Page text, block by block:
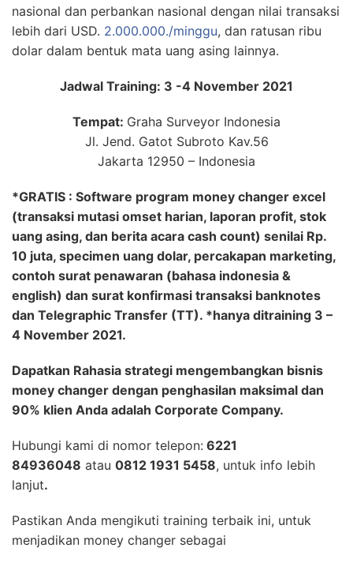
nasional dan perbankan nasional dengan nilai transaksi
lebih dari USD. 2.000.000./minggu, dan ratusan ribu
dolar dalam bentuk mata uang asing lainnya.
Jadwal Training: 3 -4 November 2021
Tempat: Graha Surveyor Indonesia
Jl. Jend. Gatot Subroto Kav.56
Jakarta 12950 – Indonesia
*GRATIS : Software program money changer excel
(transaksi mutasi omset harian, laporan profit, stok
uang asing, dan berita acara cash count) senilai Rp.
10 juta, specimen uang dolar, percakapan marketing,
contoh surat penawaran (bahasa indonesia &
english) dan surat konfirmasi transaksi banknotes
dan Telegraphic Transfer (TT). *hanya ditraining 3 –
4 November 2021.
Dapatkan Rahasia strategi mengembangkan bisnis
money changer dengan penghasilan maksimal dan
90% klien Anda adalah Corporate Company.
Hubungi kami di nomor telepon: 6221
84936048 atau 0812 1931 5458, untuk info lebih
lanjut.
Pastikan Anda mengikuti training terbaik ini, untuk
menjadikan money changer sebagai